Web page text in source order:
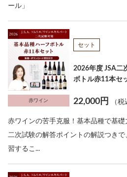
ール」
赤ワイン
セット
2026年度 JSA二
ボトル赤11本セ
22,000円 （税
赤ワインの苦手克服！基本品種で基
二次試験の解答ポイントの解説つき
習するこ...